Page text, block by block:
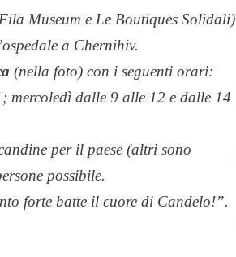
Museum e Le Boutiques Solidali)
a Chernihiv.
(nella foto) con i seguenti orari:
mercoledì dalle 9 alle 12 e dalle 14
per il paese (altri sono
possibile.
forte batte il cuore di Candelo!”.